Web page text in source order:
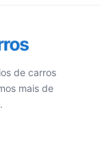
de carros
mais de